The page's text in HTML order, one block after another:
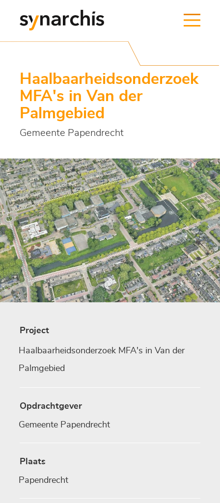
Haalbaarheidsonderzoek
MFA's in Van der
Palmgebied
Gemeente Papendrecht
Project
Haalbaarheidsonderzoek MFA's in Van der
Palmgebied
Opdrachtgever
Gemeente Papendrecht
Plaats
Papendrecht